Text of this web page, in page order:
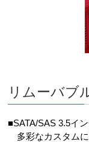
リムーバブ
■SATA/SAS 3.5イ
多彩なカスタムに